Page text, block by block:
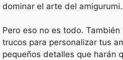
dominar el arte del amigurumi.
Pero eso no es todo.
trucos para personalizar tus
pequeños detalles que harán